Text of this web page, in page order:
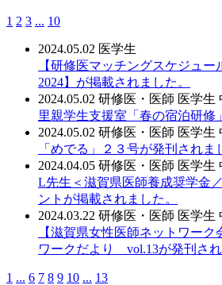
1 2 3 ... 10
2024.05.02 医学生
【研修医マッチングスケジュー
2024】が掲載されました。
2024.05.02 研修医・医師 医学生
里親学生支援室「春の宿泊研修
2024.05.02 研修医・医師 医学生
「めでる」２３号が発刊されま
2024.04.05 研修医・医師 医学生
L先生＜滋賀県医師養成奨学金
ントが掲載されました。
2024.03.22 研修医・医師 医学生
【滋賀県女性医師ネットワーク
ワークだより vol.13が発刊され
1 ... 6 7 8 9 10 ... 13